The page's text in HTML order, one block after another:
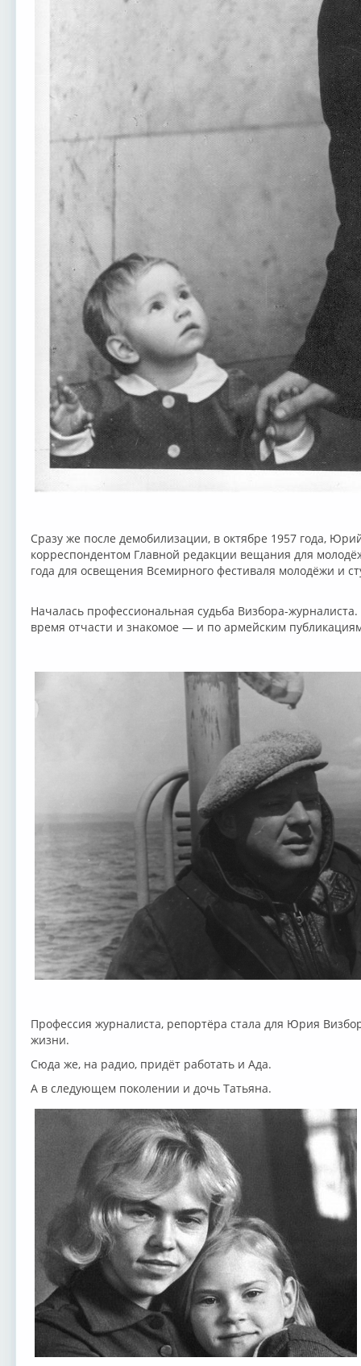
Сразу же после демобилизации, в октябре 1957 года,
корреспондентом Главной редакции вещания для
года для освещения Всемирного фестиваля молодёжи и
Началась профессиональная судьба Визбора-
время отчасти и знакомое — и по армейским
Профессия журналиста, репортёра стала для Юрия
жизни.
Сюда же, на радио, придёт работать и Ада.
А в следующем поколении и дочь Татьяна.